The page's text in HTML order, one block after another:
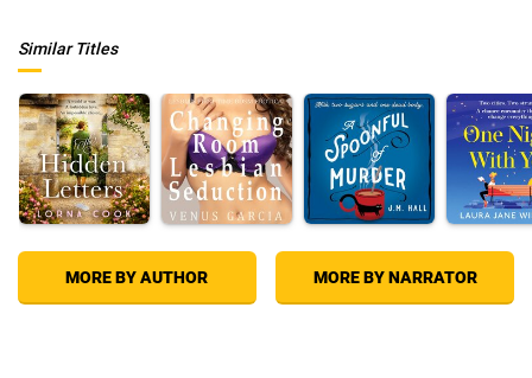
Similar Titles
MORE BY AUTHOR MORE BY NARRATOR